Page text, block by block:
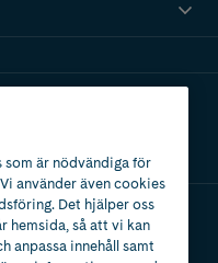
som är nödvändiga för
använder även cookies
Det hjälper oss
hemsida, så att vi kan
anpassa innehåll samt